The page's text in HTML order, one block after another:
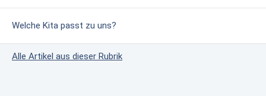
Welche Kita passt zu uns?
Alle Artikel aus dieser Rubrik